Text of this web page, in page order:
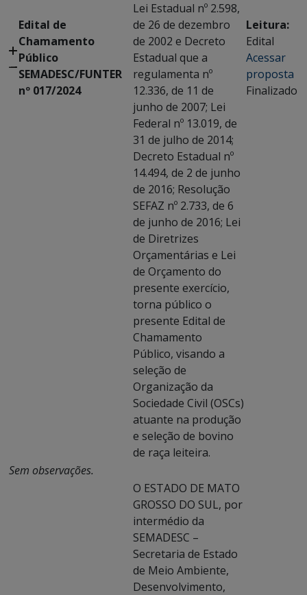
Edital de
Chamamento
Público
SEMADESC/FUNTER
nº 017/2024
Lei Estadual nº 2.598,
de 26 de dezembro
de 2002 e Decreto
Estadual que a
regulamenta nº
12.336, de 11 de
junho de 2007; Lei
Federal nº 13.019, de
31 de julho de 2014;
Decreto Estadual nº
14.494, de 2 de junho
de 2016; Resolução
SEFAZ nº 2.733, de 6
de junho de 2016; Lei
de Diretrizes
Orçamentárias e Lei
de Orçamento do
presente exercício,
torna público o
presente Edital de
Chamamento
Público, visando a
seleção de
Organização da
Sociedade Civil (OSCs)
atuante na produção
e seleção de bovino
de raça leiteira.
Leitura:
Edital
Acessar
proposta
Finalizado
Sem observações.
O ESTADO DE MATO
GROSSO DO SUL, por
intermédio da
SEMADESC –
Secretaria de Estado
de Meio Ambiente,
Desenvolvimento,